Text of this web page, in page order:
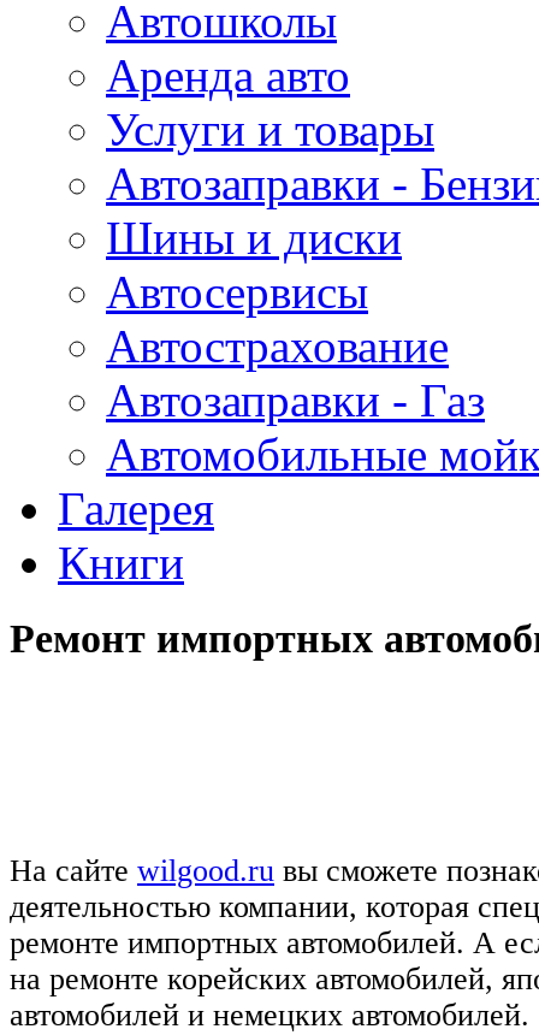
Автошколы
Аренда авто
Услуги и товары
Автозаправки -
Шины и диски
Автосервисы
Автострахование
Автозаправки - Газ
Автомобильные
Галерея
Книги
Ремонт импортных
На сайте wilgood.ru вы сможете
деятельностью компании, которая
ремонте импортных автомобилей. А
на ремонте корейских автомобилей,
автомобилей и немецких автомобилей.